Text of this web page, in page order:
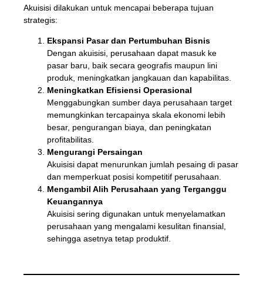
Akuisisi dilakukan untuk mencapai beberapa tujuan
strategis:
Ekspansi Pasar dan Pertumbuhan Bisnis
Dengan akuisisi, perusahaan dapat masuk ke
pasar baru, baik secara geografis maupun lini
produk, meningkatkan jangkauan dan kapabilitas.
Meningkatkan Efisiensi Operasional
Menggabungkan sumber daya perusahaan target
memungkinkan tercapainya skala ekonomi lebih
besar, pengurangan biaya, dan peningkatan
profitabilitas.
Mengurangi Persaingan
Akuisisi dapat menurunkan jumlah pesaing di pasar
dan memperkuat posisi kompetitif perusahaan.
Mengambil Alih Perusahaan yang Terganggu
Keuangannya
Akuisisi sering digunakan untuk menyelamatkan
perusahaan yang mengalami kesulitan finansial,
sehingga asetnya tetap produktif.